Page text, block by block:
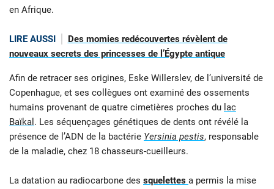
en Afrique.
LIRE AUSSI
Des momies redécouvertes révèlent de
nouveaux secrets des princesses de l’Égypte antique
Afin de retracer ses origines, Eske Willerslev, de l’université de
Copenhague, et ses collègues ont examiné des ossements
humains provenant de quatre cimetières proches du lac
Baïkal . Les séquençages génétiques de dents ont révélé la
présence de l’ADN de la bactérie Yersinia pestis, responsable
de la maladie, chez 18 chasseurs-cueilleurs.
La datation au radiocarbone des squelettes a permis la mise